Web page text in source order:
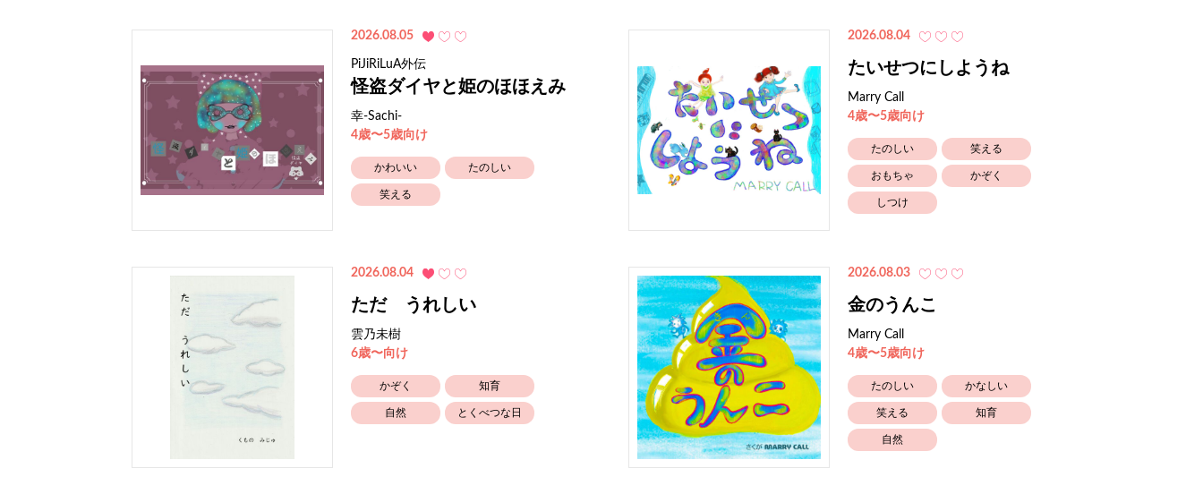
2026.08.05
PiJiRiLuA外伝
怪盗ダイヤと姫のほほえみ
幸-Sachi-
4歳〜5歳向け
かわいい たのしい
笑える
2026.08.04
たいせつにしようね
Marry Call
4歳〜5歳向け
たのしい 笑える
おもちゃ かぞく
しつけ
2026.08.04
ただ うれしい
雲乃未樹
6歳〜向け
かぞく 知育
自然 とくべつな日
2026.08.03
金のうんこ
Marry Call
4歳〜5歳向け
たのしい かなしい
笑える 知育
自然